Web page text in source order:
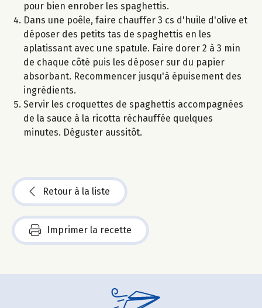
pour bien enrober les spaghettis.
Dans une poêle, faire chauffer 3 cs d'huile d'olive et
déposer des petits tas de spaghettis en les
aplatissant avec une spatule. Faire dorer 2 à 3 min
de chaque côté puis les déposer sur du papier
absorbant. Recommencer jusqu'à épuisement des
ingrédients.
Servir les croquettes de spaghettis accompagnées
de la sauce à la ricotta réchauffée quelques
minutes. Déguster aussitôt.
Retour à la liste
Imprimer la recette